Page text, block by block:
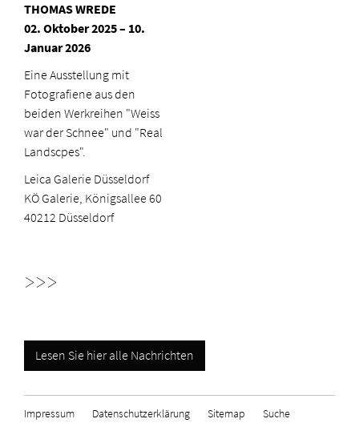
THOMAS WREDE
02. Oktober 2025 – 10.
Januar 2026
Eine Ausstellung mit
Fotografiene aus den
beiden Werkreihen "Weiss
war der Schnee" und "Real
Landscpes".
Leica Galerie Düsseldorf
KÖ Galerie, Königsallee 60
40212 Düsseldorf
>>>
Lesen Sie hier alle Nachrichten
Impressum Datenschutzerklärung Sitemap Suche